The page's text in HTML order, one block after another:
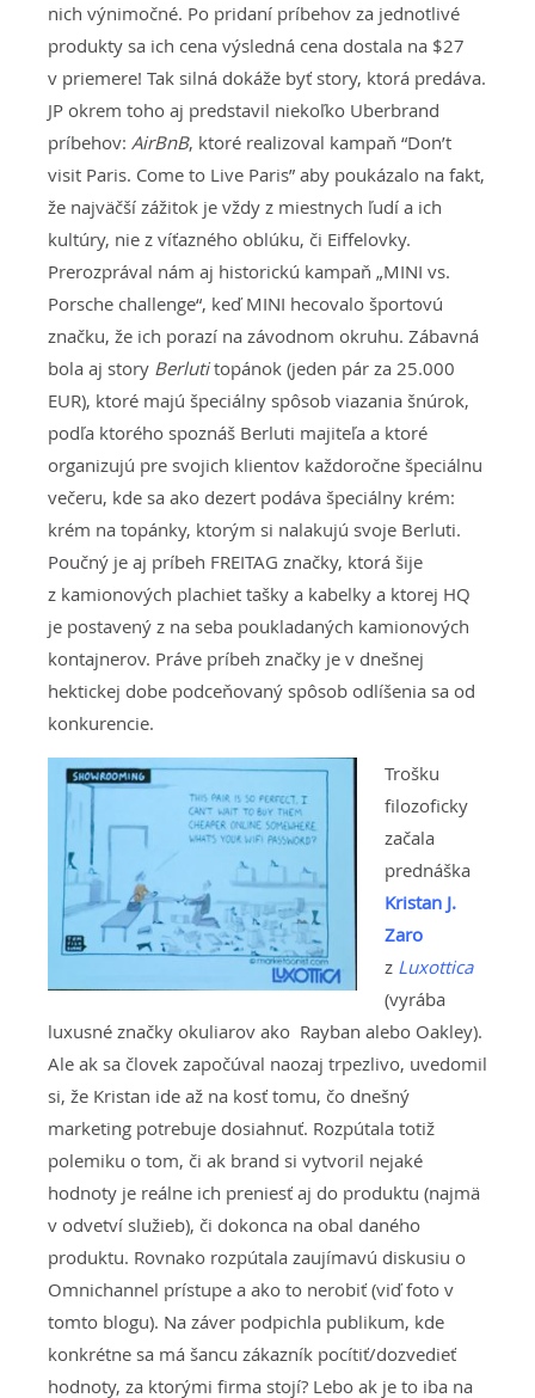
nich výnimočné. Po pridaní príbehov za jednotlivé
produkty sa ich cena výsledná cena dostala na $27
v priemere! Tak silná dokáže byť story, ktorá predáva.
JP okrem toho aj predstavil niekoľko Uberbrand
príbehov: AirBnB, ktoré realizoval kampaň “Don’t
visit Paris. Come to Live Paris” aby poukázalo na fakt,
že najväčší zážitok je vždy z miestnych ľudí a ich
kultúry, nie z víťazného oblúku, či Eiffelovky.
Prerozprával nám aj historickú kampaň „MINI vs.
Porsche challenge“, keď MINI hecovalo športovú
značku, že ich porazí na závodnom okruhu. Zábavná
bola aj story Berlutitopánok (jeden pár za 25.000
EUR), ktoré majú špeciálny spôsob viazania šnúrok,
podľa ktorého spoznáš Berluti majiteľa a ktoré
organizujú pre svojich klientov každoročne špeciálnu
večeru, kde sa ako dezert podáva špeciálny krém:
krém na topánky, ktorým si nalakujú svoje Berluti.
Poučný je aj príbeh FREITAG značky, ktorá šije
z kamionových plachiet tašky a kabelky a ktorej HQ
je postavený z na seba poukladaných kamionových
kontajnerov. Práve príbeh značky je v dnešnej
hektickej dobe podceňovaný spôsob odlíšenia sa od
konkurencie.
Trošku
filozoficky
začala
prednáška
Kristan J.
Zaro
z Luxottica
(vyrába
luxusné značky okuliarov ako Rayban alebo Oakley).
Ale ak sa človek započúval naozaj trpezlivo, uvedomil
si, že Kristan ide až na kosť tomu, čo dnešný
marketing potrebuje dosiahnuť. Rozpútala totiž
polemiku o tom, či ak brand si vytvoril nejaké
hodnoty je reálne ich preniesť aj do produktu (najmä
v odvetví služieb), či dokonca na obal daného
produktu. Rovnako rozpútala zaujímavú diskusiu o
Omnichannel prístupe a ako to nerobiť (viď foto v
tomto blogu). Na záver podpichla publikum, kde
konkrétne sa má šancu zákazník pocítiť/dozvedieť
hodnoty, za ktorými firma stojí? Lebo ak je to iba na